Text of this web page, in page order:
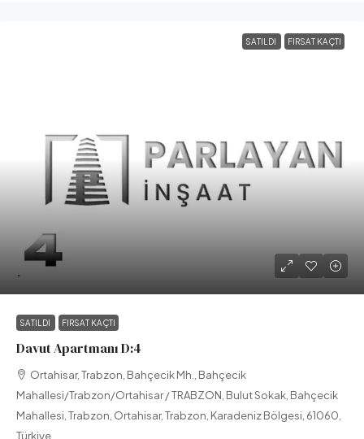
SATILDI FIRSAT KAÇTI
.
SATILDI FIRSAT KAÇTI
Davut Apartmanı D:4
Ortahisar, Trabzon, Bahçecik Mh., Bahçecik
Mahallesi/Trabzon/Ortahisar / TRABZON, Bulut Sokak, Bahçecik
Mahallesi, Trabzon, Ortahisar, Trabzon, Karadeniz Bölgesi, 61060,
Türkiye